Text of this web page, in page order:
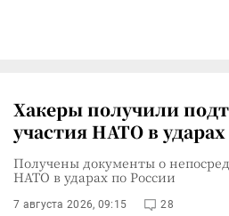
Хакеры получили
участия НАТО в
Получены документы о
НАТО в ударах по России
7 августа 2026, 09:15 28